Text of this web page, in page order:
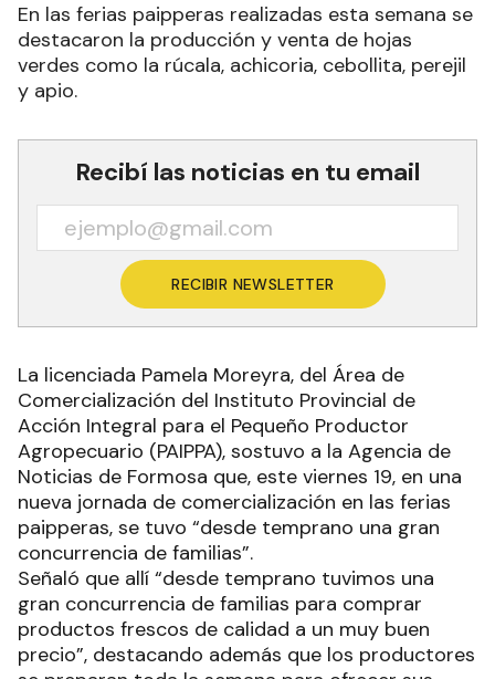
En las ferias paipperas realizadas esta semana se
destacaron la producción y venta de hojas
verdes como la rúcala, achicoria, cebollita, perejil
y apio.
Recibí las noticias en tu email
RECIBIR NEWSLETTER
La licenciada Pamela Moreyra, del Área de
Comercialización del Instituto Provincial de
Acción Integral para el Pequeño Productor
Agropecuario (PAIPPA), sostuvo a la Agencia de
Noticias de Formosa que, este viernes 19, en una
nueva jornada de comercialización en las ferias
paipperas, se tuvo “desde temprano una gran
concurrencia de familias”.
Señaló que allí “desde temprano tuvimos una
gran concurrencia de familias para comprar
productos frescos de calidad a un muy buen
precio”, destacando además que los productores